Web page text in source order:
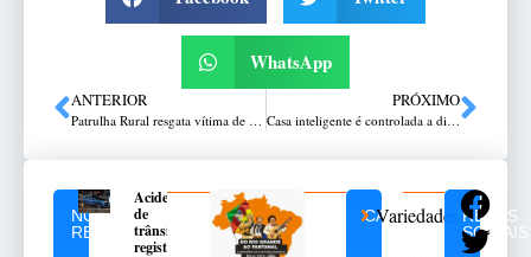
WhatsApp
ANTERIOR
Patrulha Rural resgata vítima de sequestro em Pontão
PRÓXIMO
Casa inteligente é controlada a distância
NOTÍCIAS
RELACIONADAS
Acidente
de
trânsito
registrado
CATEGORIAS
Variedades
REDES
SOCIAIS